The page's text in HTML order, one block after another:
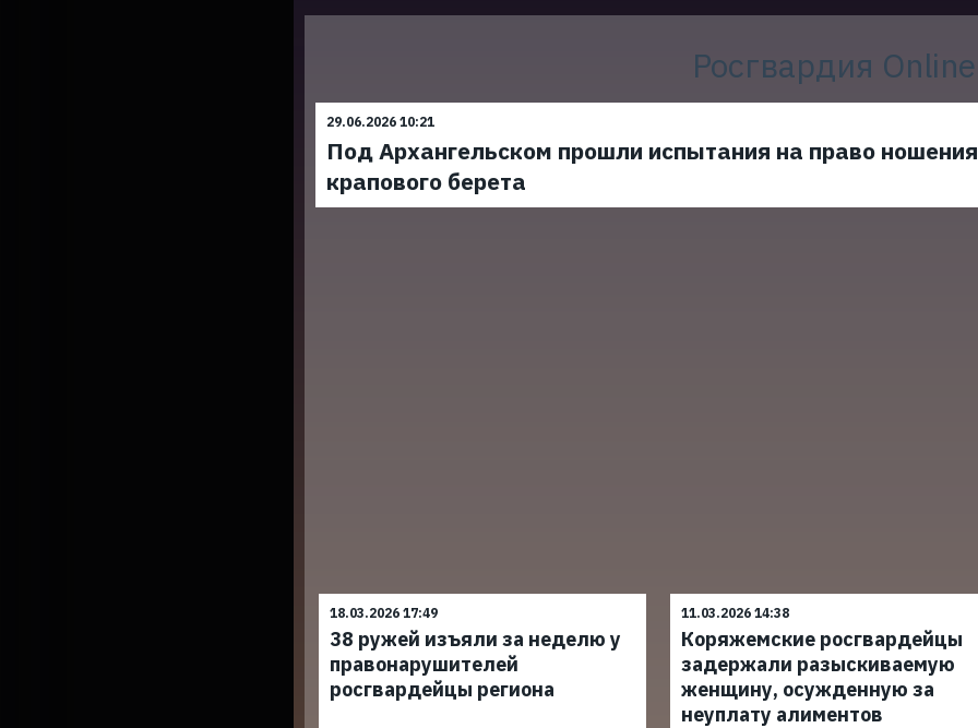
Росгвардия Online
29.06.2026 10:21
Под Архангельском прошли испытания на право ношения
крапового берета
18.03.2026 17:49
38 ружей изъяли за неделю у
правонарушителей
росгвардейцы региона
11.03.2026 14:38
Коряжемские росгвардейцы
задержали разыскиваемую
женщину, осужденную за
неуплату алиментов